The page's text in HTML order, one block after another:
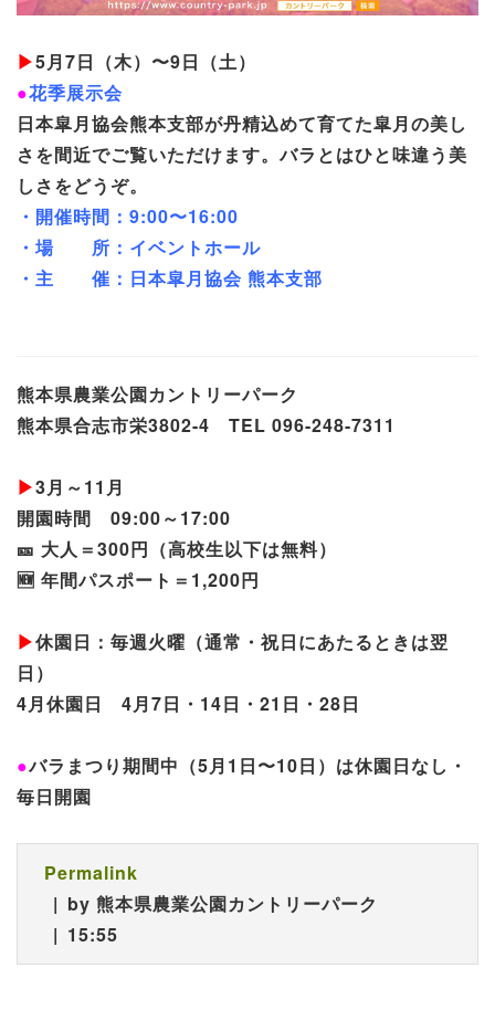
▶5月7日（木）〜9日（土）
●花季展示会
日本皐月協会熊本支部が丹精込めて育てた皐月の美し
さを間近でご覧いただけます。バラとはひと味違う美
しさをどうぞ。
・開催時間：9:00〜16:00
・場 所：イベントホール
・主 催：日本皐月協会 熊本支部
熊本県農業公園カントリーパーク
熊本県合志市栄3802-4 TEL 096-248-7311
▶3月～11月
開園時間 09:00～17:00
🎫 大人＝300円（高校生以下は無料）
🆕 年間パスポート＝1,200円
▶休園日：毎週火曜（通常・祝日にあたるときは翌
日）
4月休園日 4月7日・14日・21日・28日
●バラまつり期間中（5月1日〜10日）は休園日なし・
毎日開園
Permalink
by 熊本県農業公園カントリーパーク
15:55